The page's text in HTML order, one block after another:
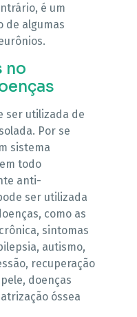
é um
de algumas
no
ser utilizada de
Por se
sistema
todo
anti-
ser utilizada
como as
sintomas
autismo,
recuperação
doenças
óssea